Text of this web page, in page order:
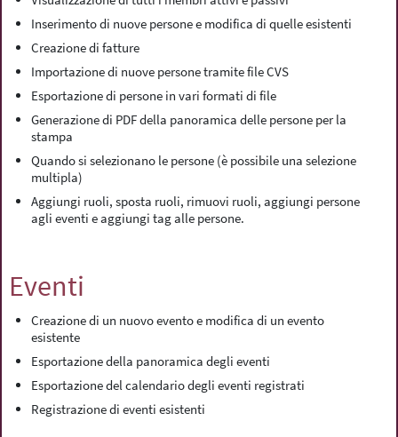
Inserimento di nuove persone e modifica di quelle esistenti
Creazione di fatture
Importazione di nuove persone tramite file CVS
Esportazione di persone in vari formati di file
Generazione di PDF della panoramica delle persone per la
stampa
Quando si selezionano le persone (è possibile una selezione
multipla)
Aggiungi ruoli, sposta ruoli, rimuovi ruoli, aggiungi persone
agli eventi e aggiungi tag alle persone.
Eventi
Creazione di un nuovo evento e modifica di un evento
esistente
Esportazione della panoramica degli eventi
Esportazione del calendario degli eventi registrati
Registrazione di eventi esistenti